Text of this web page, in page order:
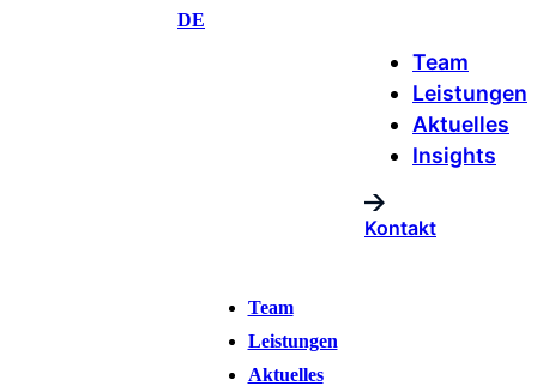
DE
Team
Leistungen
Aktuelles
Insights
Kontakt
Team
Leistungen
Aktuelles